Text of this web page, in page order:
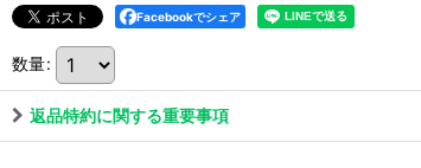
Facebookでシェア
数量:
返品特約に関する重要事項